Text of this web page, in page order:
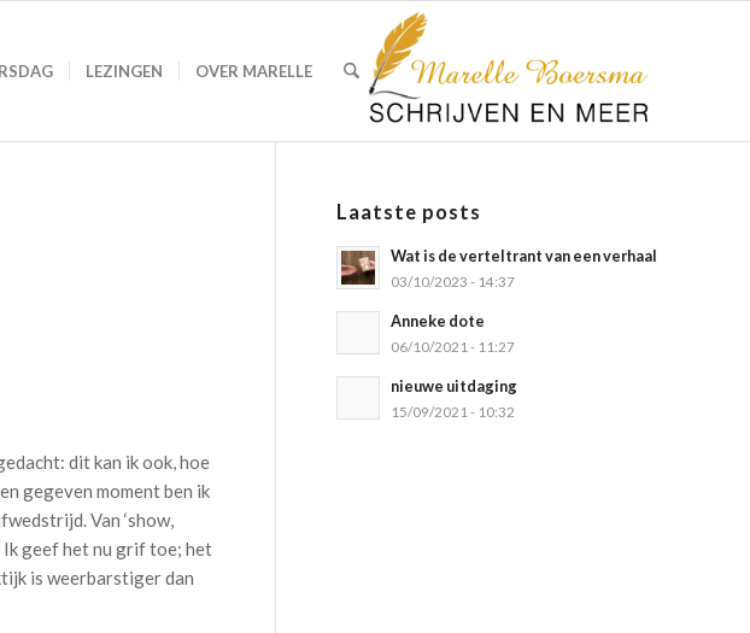
LEZINGEN OVER MARELLE
dit kan ik ook, hoe
gegeven moment ben ik
Van ‘show,
Ik geef het nu grif toe; het
is weerbarstiger dan
Laatste posts
Wat is de verteltrant van een verhaal
03/10/2023 - 14:37
Anneke dote
06/10/2021 - 11:27
nieuwe uitdaging
15/09/2021 - 10:32